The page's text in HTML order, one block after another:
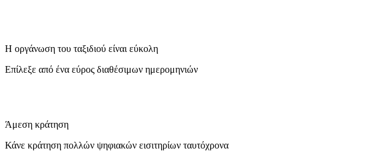
Η οργάνωση του ταξιδιού είναι εύκολη
Επίλεξε από ένα εύρος διαθέσιμων ημερομηνιών
Άμεση κράτηση
Κάνε κράτηση πολλών ψηφιακών εισιτηρίων ταυτόχρονα